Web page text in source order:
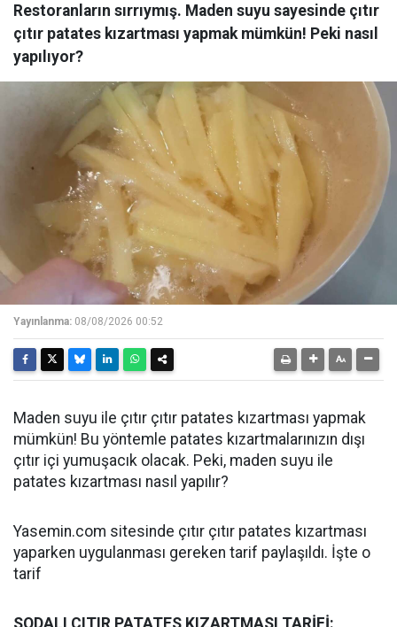
Restoranların sırrıymış. Maden suyu sayesinde çıtır
çıtır patates kızartması yapmak mümkün! Peki nasıl
yapılıyor?
Yayınlanma: 08/08/2026 00:52
Maden suyu ile çıtır çıtır patates kızartması yapmak
mümkün! Bu yöntemle patates kızartmalarınızın dışı
çıtır içi yumuşacık olacak. Peki, maden suyu ile
patates kızartması nasıl yapılır?
Yasemin.com sitesinde çıtır çıtır patates kızartması
yaparken uygulanması gereken tarif paylaşıldı. İşte o
tarif
SODALI ÇITIR PATATES KIZARTMASI TARİFİ: